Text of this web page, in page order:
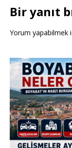
Bir yanıt
Yorum yapabilmek